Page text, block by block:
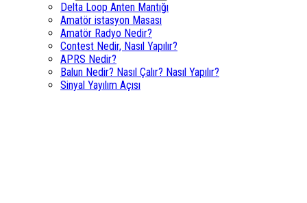
Delta Loop Anten Mantığı
Amatör istasyon Masası
Amatör Radyo Nedir?
Contest Nedir, Nasıl Yapılır?
APRS Nedir?
Balun Nedir? Nasıl Çalır? Nasıl Yapılır?
Sinyal Yayılım Açısı